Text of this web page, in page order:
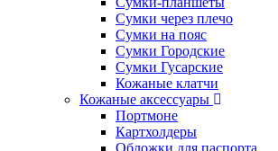
Сумки через плечо
Сумки на пояс
Сумки Городские
Сумки Гусарские
Кожаные клатчи
Кожаные аксессуары
Портмоне
Картхолдеры
Обложки для паспорта